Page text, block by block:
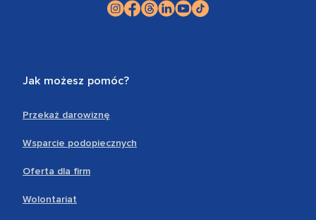
Jak możesz pomóc?
Przekaż darowiznę
Wsparcie podopiecznych
Oferta dla firm
Wolontariat